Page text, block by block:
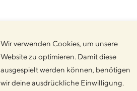
Wir verwenden Cookies, um unsere
Website zu optimieren. Damit diese
ausgespielt werden können, benötigen
wir deine ausdrückliche Einwilligung.